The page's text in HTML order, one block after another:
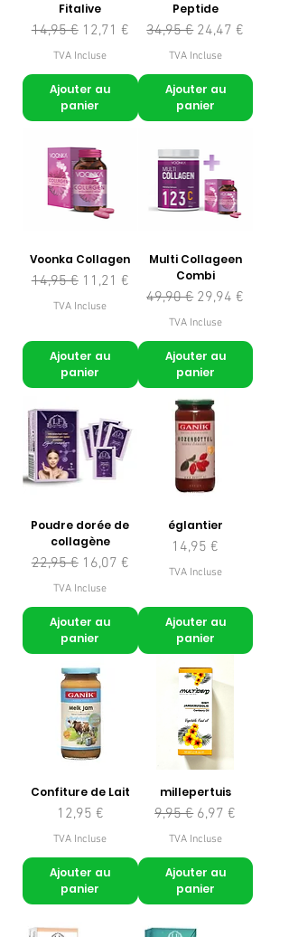
Fitalive
Prix original
14,95 € Prix promotionnel
12,71 €
TVA Incluse
Ajouter au
panier
Peptide
Prix original
34,95 € Prix
24,47 €
TVA Incluse
Ajouter au
panier
Voonka Collagen
Prix original
14,95 € Prix promotionnel
11,21 €
TVA Incluse
Ajouter au
panier
Multi Collageen
Combi
Prix original
49,90 € Prix
29,94 €
TVA Incluse
Ajouter au
panier
Poudre dorée de
collagène
Prix original
22,95 € Prix promotionnel
16,07 €
TVA Incluse
Ajouter au
panier
églantier
Prix
14,95 €
TVA Incluse
Ajouter au
panier
Confiture de Lait
Prix
12,95 €
TVA Incluse
Ajouter au
panier
millepertuis
Prix original
9,95 € Prix
6,97 €
TVA Incluse
Ajouter au
panier